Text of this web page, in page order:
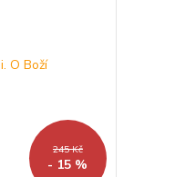
245 Kč
- 15 %